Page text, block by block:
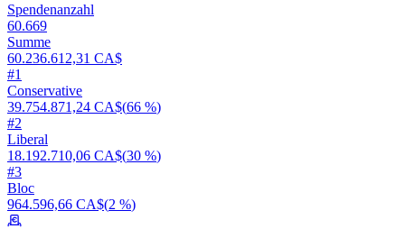
Spendenanzahl
60.669
Summe
60.236.612,31 CA$
#1
Conservative
39.754.871,24 CA$(66 %)
#2
Liberal
18.192.710,06 CA$(30 %)
#3
Bloc
964.596,66 CA$(2 %)